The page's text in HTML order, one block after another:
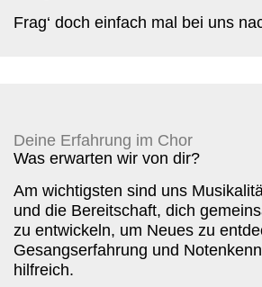
Frag‘ doch einfach mal bei uns
Deine Erfahrung im Chor
Was erwarten wir von dir?
Am wichtigsten sind uns
und die Bereitschaft, dich
zu entwickeln, um Neues zu
Gesangserfahrung und
hilfreich.